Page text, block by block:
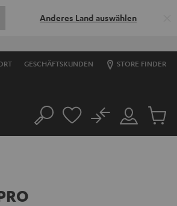
Anderes Land auswählen
GESCHÄFTSKUNDEN STORE FINDER
Suche
Mein
Konto
No
Artikel